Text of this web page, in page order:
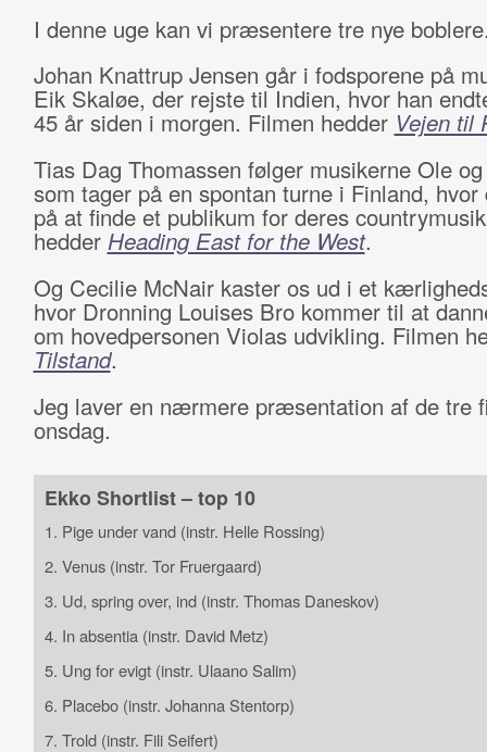
I denne uge kan vi præsentere tre nye
Johan Knattrup Jensen går i fodsporene på
Eik Skaløe, der rejste til Indien, hvor han
45 år siden i morgen. Filmen hedder Vejen til
Tias Dag Thomassen følger musikerne Ole
som tager på en spontan turne i Finland, hvor
på at finde et publikum for deres
hedder Heading East for the West.
Og Cecilie McNair kaster os ud i et
hvor Dronning Louises Bro kommer til at
om hovedpersonen Violas udvikling. Filmen
Tilstand.
Jeg laver en nærmere præsentation af de tre
onsdag.
Ekko Shortlist – top 10
1. Pige under vand (instr. Helle Rossing)
2. Venus (instr. Tor Fruergaard)
3. Ud, spring over, ind (instr. Thomas Daneskov)
4. In absentia (instr. David Metz)
5. Ung for evigt (instr. Ulaano Salim)
6. Placebo (instr. Johanna Stentorp)
7. Trold (instr. Fili Seifert)